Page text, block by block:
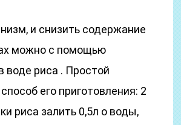
и снизить содержание
можно с помощью
воде риса . Простой
его приготовления: 2
риса залить 0,5л о воды,